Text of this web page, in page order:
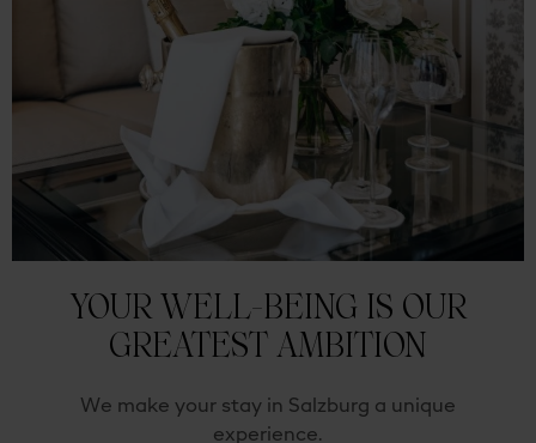
YOUR WELL-BEING IS OUR
GREATEST AMBITION
We make your stay in Salzburg a unique
experience.